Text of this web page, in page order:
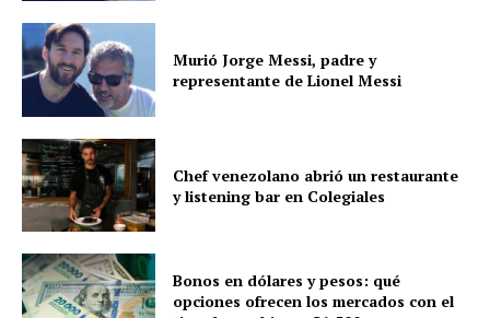
Murió Jorge Messi, padre y
representante de Lionel Messi
Chef venezolano abrió un restaurante
y listening bar en Colegiales
Bonos en dólares y pesos: qué
opciones ofrecen los mercados con el